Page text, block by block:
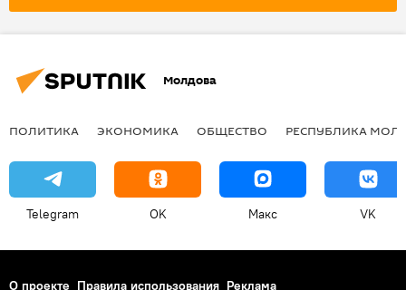
Молдова
ПОЛИТИКА ЭКОНОМИКА ОБЩЕСТВО РЕСПУБЛИКА
Telegram OK Макс VK
О проекте Правила использования Реклама